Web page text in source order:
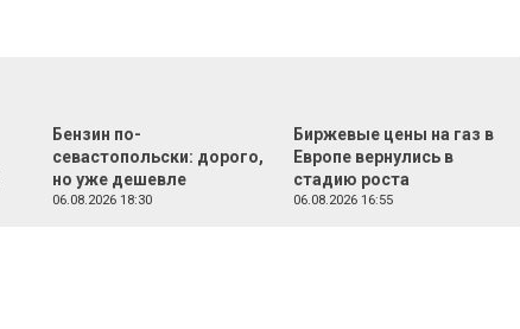
Бензин по-
севастопольски: дорого,
но уже дешевле
06.08.2026 18:30
Биржевые цены на газ в
Европе вернулись в
стадию роста
06.08.2026 16:55